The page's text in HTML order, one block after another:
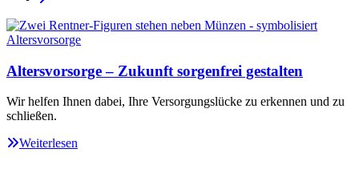
Altersvorsorge – Zukunft sorgenfrei gestalten
Wir helfen Ihnen dabei, Ihre Versorgungslücke zu erkennen und zu
schließen.
Weiterlesen